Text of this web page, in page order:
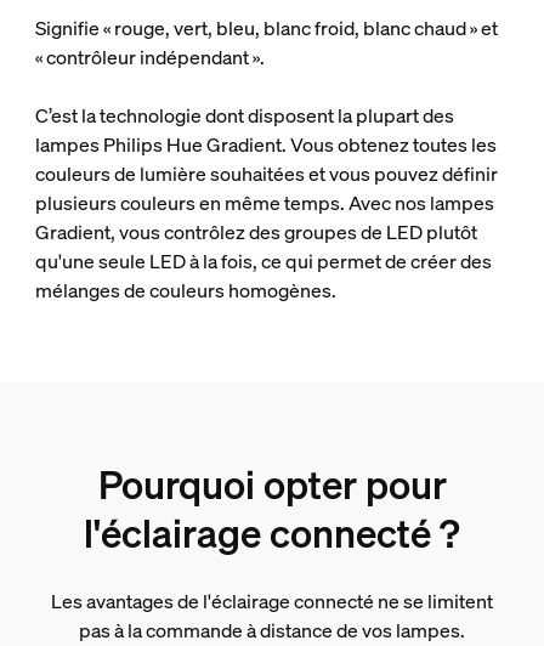
Signifie « rouge, vert, bleu, blanc froid, blanc chaud » et
« contrôleur indépendant ».
C’est la technologie dont disposent la plupart des
lampes Philips Hue Gradient. Vous obtenez toutes les
couleurs de lumière souhaitées et vous pouvez définir
plusieurs couleurs en même temps. Avec nos lampes
Gradient, vous contrôlez des groupes de LED plutôt
qu'une seule LED à la fois, ce qui permet de créer des
mélanges de couleurs homogènes.
Pourquoi opter pour
l'éclairage connecté ?
Les avantages de l'éclairage connecté ne se limitent
pas à la commande à distance de vos lampes.